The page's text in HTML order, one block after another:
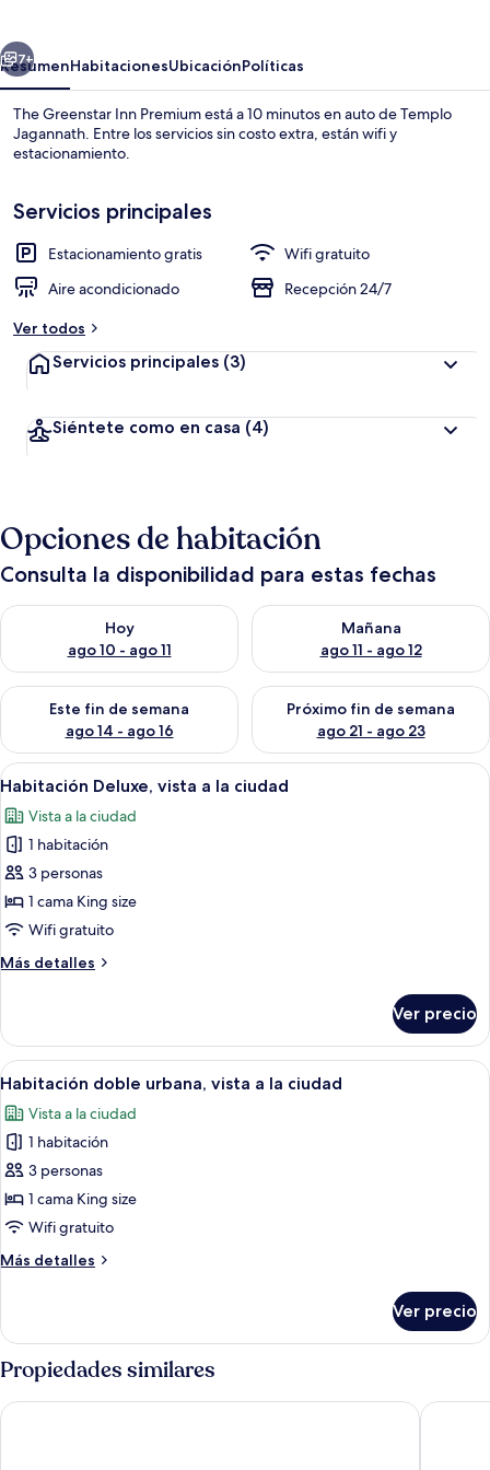
Exterior
Siguiente
7+
ResumenHabitacionesUbicaciónPolíticas
The Greenstar Inn Premium está a 10 minutos en auto de Templo
Jagannath. Entre los servicios sin costo extra, están wifi y
estacionamiento.
Servicios principales
Estacionamiento gratis
Wifi gratuito
Aire acondicionado
Recepción 24/7
Ver todos
Servicios principales (3)
Siéntete como en casa (4)
Opciones de habitación
Consulta la disponibilidad para estas fechas
Hoy
ago 10 - ago 11
Consulta la disponibilidad para hoy ago 10 - ago 11
Mañana
ago 11 - ago 12
Consulta la disponibilidad
Este fin de semana
ago 14 - ago 16
Consulta la disponibilidad para este fin de semana ago 14 -
Próximo fin de semana
ago 21 - ago 23
Consulta la disponibilidad
Abrir
todas
las
fotos
de
Habitación
Deluxe,
a
1
Habitación Deluxe, vista a la ciudad
Vista a la ciudad
1 habitación
3 personas
1 cama King size
Wifi gratuito
Más detalles
Más
Deluxe,
vista
a
ciudad
Ver precio
Abrir
todas
las
fotos
de
Habitación
doble
vista
ciudad
1
Habitación doble urbana, vista a la ciudad
Vista a la ciudad
1 habitación
3 personas
1 cama King size
Wifi gratuito
Más detalles
Más
doble
urbana,
vista
la
Ver precio
Propiedades similares
Hotel GR Palace - Sea View & Pool HOTEL